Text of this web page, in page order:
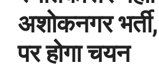
अशोकनगर
पर होगा चयन